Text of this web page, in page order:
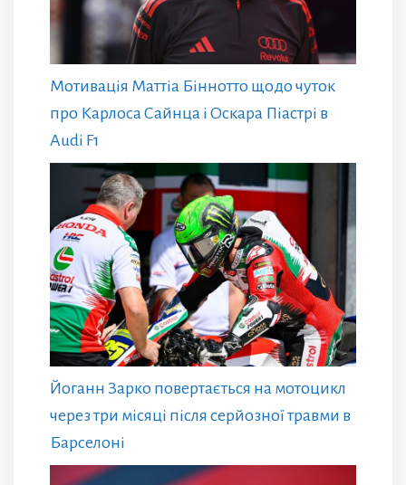
Мотивація Маттіа Біннотто щодо чуток
про Карлоса Сайнца і Оскара Піастрі в
Audi F1
Йоганн Зарко повертається на мотоцикл
через три місяці після серйозної травми в
Барселоні